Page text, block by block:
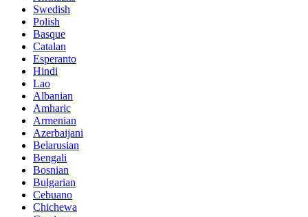
Swedish
Polish
Basque
Catalan
Esperanto
Hindi
Lao
Albanian
Amharic
Armenian
Azerbaijani
Belarusian
Bengali
Bosnian
Bulgarian
Cebuano
Chichewa